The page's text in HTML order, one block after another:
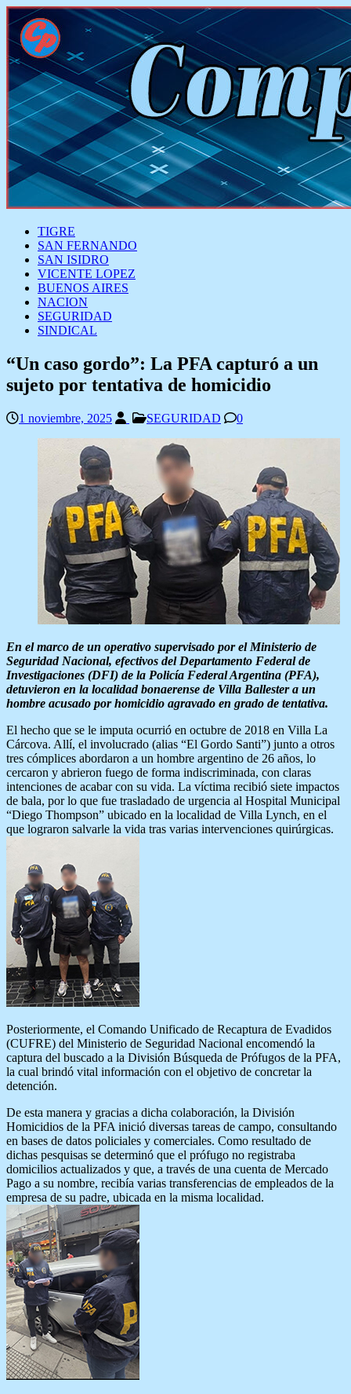
TIGRE
SAN FERNANDO
SAN ISIDRO
VICENTE LOPEZ
BUENOS AIRES
NACION
SEGURIDAD
SINDICAL
“Un caso gordo”: La PFA capturó a un
sujeto por tentativa de homicidio
1 noviembre, 2025 SEGURIDAD 0
En el marco de un operativo supervisado por el Ministerio de
Seguridad Nacional, efectivos del Departamento Federal de
Investigaciones (DFI) de la Policía Federal Argentina (PFA),
detuvieron en la localidad bonaerense de Villa Ballester a un
hombre acusado por homicidio agravado en grado de tentativa.
El hecho que se le imputa ocurrió en octubre de 2018 en Villa La
Cárcova. Allí, el involucrado (alias “El Gordo Santi”) junto a otros
tres cómplices abordaron a un hombre argentino de 26 años, lo
cercaron y abrieron fuego de forma indiscriminada, con claras
intenciones de acabar con su vida. La víctima recibió siete impactos
de bala, por lo que fue trasladado de urgencia al Hospital Municipal
“Diego Thompson” ubicado en la localidad de Villa Lynch, en el
que lograron salvarle la vida tras varias intervenciones quirúrgicas.
Posteriormente, el Comando Unificado de Recaptura de Evadidos
(CUFRE) del Ministerio de Seguridad Nacional encomendó la
captura del buscado a la División Búsqueda de Prófugos de la PFA,
la cual brindó vital información con el objetivo de concretar la
detención.
De esta manera y gracias a dicha colaboración, la División
Homicidios de la PFA inició diversas tareas de campo, consultando
en bases de datos policiales y comerciales. Como resultado de
dichas pesquisas se determinó que el prófugo no registraba
domicilios actualizados y que, a través de una cuenta de Mercado
Pago a su nombre, recibía varias transferencias de empleados de la
empresa de su padre, ubicada en la misma localidad.